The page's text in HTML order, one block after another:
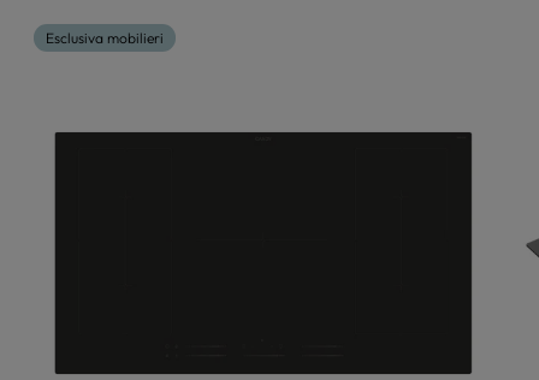
Esclusiva mobilieri